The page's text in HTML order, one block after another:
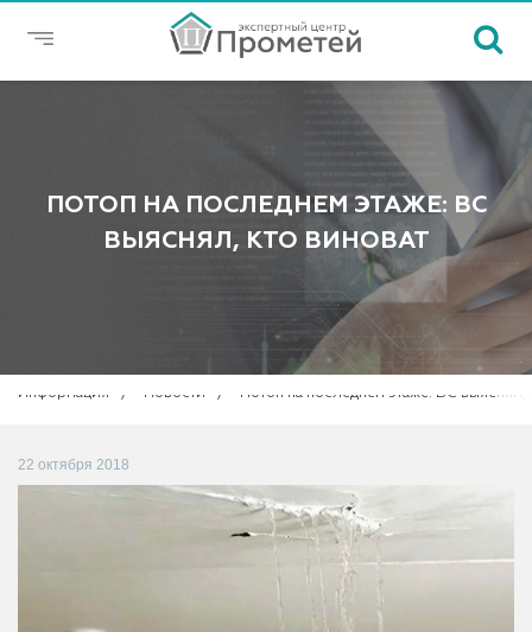
ПОТОП НА ПОСЛЕДНЕМ ЭТАЖЕ: ВС
ВЫЯСНЯЛ, КТО ВИНОВАТ
Информация Новости Потоп на последнем этаже: ВС выяснял,
22 октября 2018